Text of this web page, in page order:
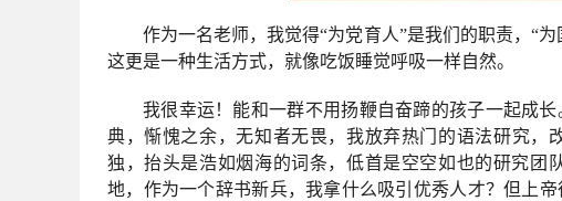
作为一名老师，我觉得“为党育人”是我们的职责，“
这更是一种生活方式，就像吃饭睡觉呼吸一样自然。
我很幸运！能和一群不用扬鞭自奋蹄的孩子一起成
典，惭愧之余，无知者无畏， 我放弃热门 的语法研究，
独，抬头是浩如烟海的词条，低首是空空如也的研究团
地，作为一个辞书新兵，我拿什么吸引优秀人才？但上